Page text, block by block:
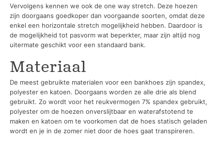
Vervolgens kennen we ook de one way stretch. Deze hoezen
zijn doorgaans goedkoper dan voorgaande soorten, omdat deze
enkel een horizontale stretch mogelijkheid hebben. Daardoor is
de mogelijkheid tot pasvorm wat beperkter, maar zijn altijd nog
uitermate geschikt voor een standaard bank.
Materiaal
De meest gebruikte materialen voor een bankhoes zijn spandex,
polyester en katoen. Doorgaans worden ze alle drie als blend
gebruikt. Zo wordt voor het reukvermogen 7% spandex gebruikt,
polyester om de hoezen onverslijtbaar en waterafstotend te
maken en katoen om te voorkomen dat de hoes statisch geladen
wordt en je in de zomer niet door de hoes gaat transpireren.